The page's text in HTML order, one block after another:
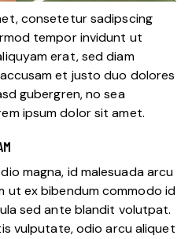
consetetur sadipscing
tempor invidunt ut
erat, sed diam
et justo duo dolores
gubergren, no sea
ipsum dolor sit amet.
magna, id malesuada arcu
ut ex bibendum commodo id
sed ante blandit volutpat.
vulputate, odio arcu aliquet